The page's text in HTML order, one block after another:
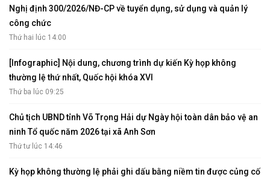
Nghị định 300/2026/NĐ-CP về tuyển dụng, sử dụng và quản lý
công chức
Thứ hai lúc 14:00
[Infographic] Nội dung, chương trình dự kiến Kỳ họp không
thường lệ thứ nhất, Quốc hội khóa XVI
Thứ ba lúc 09:25
Chủ tịch UBND tỉnh Võ Trọng Hải dự Ngày hội toàn dân bảo vệ an
ninh Tổ quốc năm 2026 tại xã Anh Sơn
Thứ tư lúc 14:46
Kỳ họp không thường lệ phải ghi dấu bằng niềm tin được củng cố